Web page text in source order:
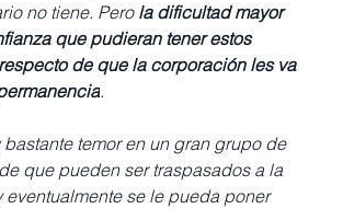
no tiene. Pero la dificultad mayor
que pudieran tener estos
de que la corporación les va
.
bastante temor en un gran grupo de
que pueden ser traspasados a la
eventualmente se le pueda poner